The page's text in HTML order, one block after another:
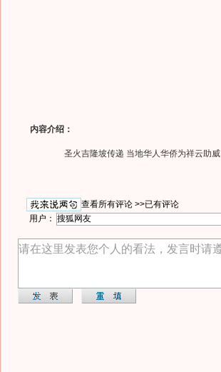
内容介绍：
圣火吉隆坡传递 当地华人华侨为祥云助威
查看所有评论 >>已有评论
用户：